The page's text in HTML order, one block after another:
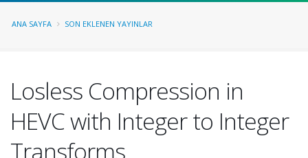
ANA SAYFA SON EKLENEN YAYINLAR
Losless Compression in
HEVC with Integer to Integer
Transforms